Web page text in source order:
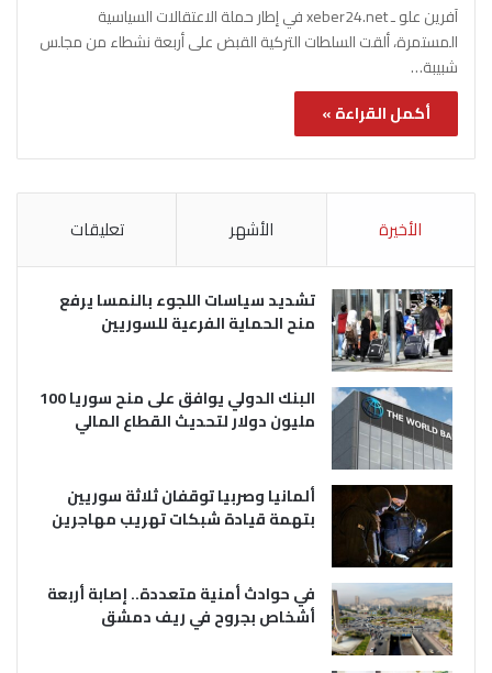
آفرين علو ـ xeber24.net في إطار حملة الاعتقالات السياسية
المستمرة، ألقت السلطات التركية القبض على أربعة نشطاء من مجلس
شبيبة…
أكمل القراءة »
الأخيرة الأشهر تعليقات
تشديد سياسات اللجوء بالنمسا يرفع
منح الحماية الفرعية للسوريين
البنك الدولي يوافق على منح سوريا 100
مليون دولار لتحديث القطاع المالي
ألمانيا وصربيا توقفان ثلاثة سوريين
بتهمة قيادة شبكات تهريب مهاجرين
في حوادث أمنية متعددة.. إصابة أربعة
أشخاص بجروح في ريف دمشق